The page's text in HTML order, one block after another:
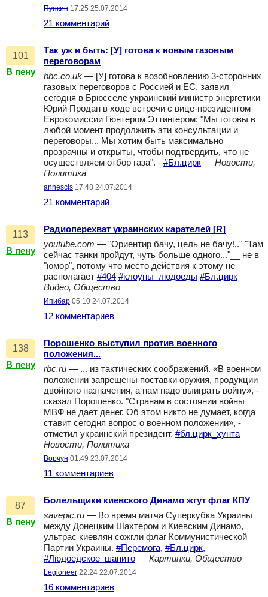
Пупкин 17:25 25.07.2014
21 комментарий
101
В пену
Так уж и быть: [У] готова к новым газовым
переговорам
bbc.co.uk — [У] готова к возобновлению 3-сторонних
газовых переговоров с Россией и ЕС, заявил
сегодня в Брюсселе украинский министр энергетики
Юрий Продан в ходе встречи с вице-президентом
Еврокомиссии Гюнтером Эттингером: "Мы готовы в
любой момент продолжить эти консультации и
переговоры... Мы хотим быть максимально
прозрачны и открыты, чтобы подтвердить, что не
осуществляем отбор газа". - #Бл.цирк — Новости,
Политика
annescis 17:48 24.07.2014
21 комментарий
113
В пену
Радиоперехват украинских карателей [R]
youtube.com — "Ориентир бачу, цель не бачу!.." "Там
сейчас танки пройдут, чуть больше одного..."__ не в
"юмор", потому что место действия к этому не
располагает #404 #клоуны_людоеды #Бл.цирк —
Видео, Общество
Ипибар 05:10 24.07.2014
12 комментариев
138
В пену
Порошенко выступил против военного
положения...
rbc.ru — ... из тактических соображений. «В военном
положении запрещены поставки оружия, продукции
двойного назначения, а нам надо выиграть войну», -
сказал Порошенко. "Странам в состоянии войны
МВФ не дает денег. Об этом никто не думает, когда
ставит сегодня вопрос о военном положении», -
отметил украинский президент. #бл.цирк_хунта —
Новости, Политика
Ворчун 01:49 23.07.2014
11 комментариев
87
В пену
Болельщики киевского Динамо жгут флаг КПУ
savepic.ru — Во время матча Суперкубка Украины
между Донецким Шахтером и Киевским Динамо,
ультрас киевлян сожгли флаг Коммунистической
Партии Украины. #Перемога, #Бл.цирк,
#Людоедское_шапито — Картинки, Общество
Legioneer 22:24 22.07.2014
16 комментариев